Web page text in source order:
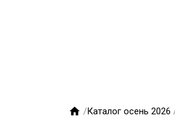
 /Каталог осень 2026